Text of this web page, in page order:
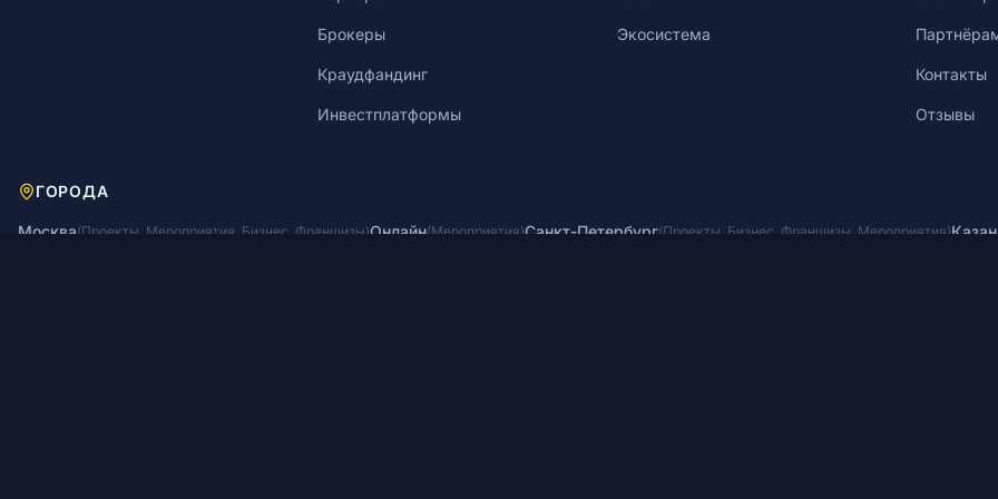
Брокеры
Краудфандинг
Инвестплатформы
Экосистема
Контакты
Отзывы
ГОРОДА
Москва(Проекты Мероприятия Бизнес Франшизы)Онлайн(Мероприятия)Санкт-Петербург(Проекты Бизнес Франшизы Мероприятия)